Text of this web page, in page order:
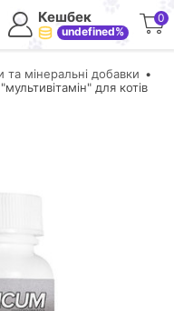
Кешбек
undefined%
0
та мінеральні добавки
для котів